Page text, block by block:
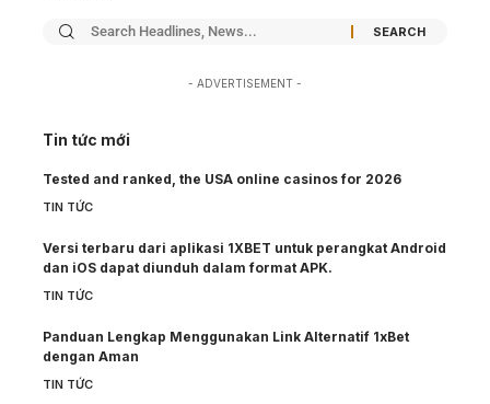
- ADVERTISEMENT -
Tin tức mới
Tested and ranked, the USA online casinos for 2026
TIN TỨC
Versi terbaru dari aplikasi 1XBET untuk perangkat Android
dan iOS dapat diunduh dalam format APK.
TIN TỨC
Panduan Lengkap Menggunakan Link Alternatif 1xBet
dengan Aman
TIN TỨC